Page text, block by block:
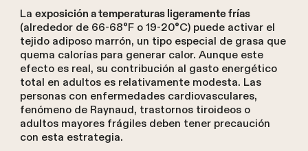
La exposición a temperaturas ligeramente frías
(alrededor de 66-68°F o 19-20°C) puede activar el
tejido adiposo marrón, un tipo especial de grasa que
quema calorías para generar calor. Aunque este
efecto es real, su contribución al gasto energético
total en adultos es relativamente modesta. Las
personas con enfermedades cardiovasculares,
fenómeno de Raynaud, trastornos tiroideos o
adultos mayores frágiles deben tener precaución
con esta estrategia.